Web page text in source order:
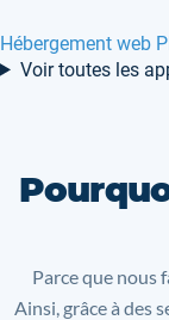
Hébergement web
Voir toutes les
Parce que nous
Ainsi, grâce à des